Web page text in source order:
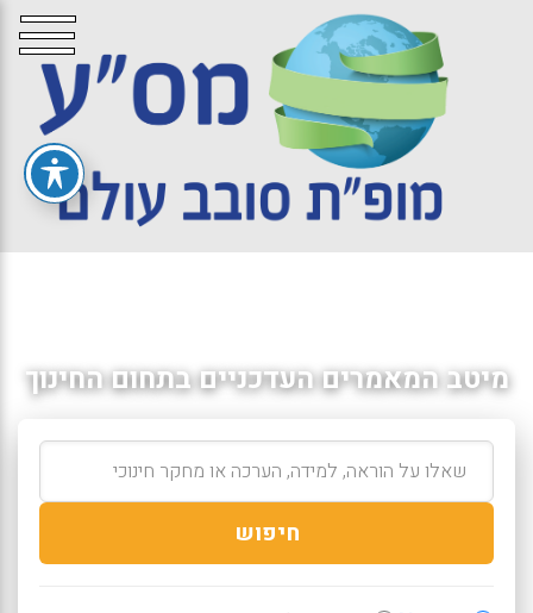
מיטב המאמרים העדכניים בתחום החינוך
חיפוש